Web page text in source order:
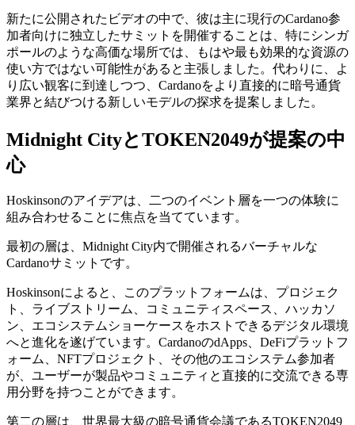
新たに公開されたビデオの中で、彼は主に現行のCardano参
加者向けに独立したサミットを開催することは、特にシンガ
ポールのような高価な場所では、もはや最も効果的な資源の
使い方ではない可能性があると主張しました。代わりに、よ
り広い観客に到達しつつ、Cardanoをより直接的に暗号通貨
業界と結びつける新しいモデルの探求を提案しました。
Midnight CityとTOKEN2049が提案の中
心
Hoskinsonのアイデアは、二つのイベント層を一つの体験に
組み合わせることに焦点を当てています。
最初の層は、Midnight City内で開催されるバーチャルな
Cardanoサミットです。
Hoskinsonによると、このプラットフォームは、プロジェク
ト、ライブストリーム、コミュニティスペース、ハッカソ
ン、エコシステムショーケースをホストできるデジタル環境
へと進化を遂げています。CardanoのdApps、DeFiプラットフ
ォーム、NFTプロジェクト、その他のエコシステム参加者
が、ユーザーが製品やコミュニティと直接的に交流できる専
用分野を持つことができます。
第二の層は、世界最大級の暗号通貨会議であるTOKEN2049